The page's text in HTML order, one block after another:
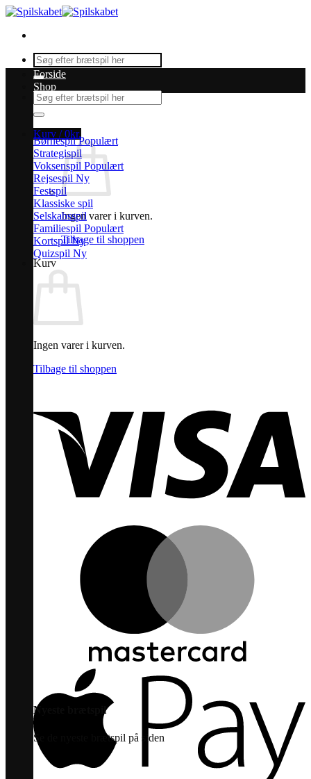
Fortsæt
indhold
Søg
efter:
Søg
efter:
Kurv /0kr.
Ingen varer i kurven.
Tilbage til shoppen
Kurv
Ingen varer i kurven.
Tilbage til shoppen
Forside
Shop
Børnespil
Strategispil
Voksenspil
Rejsespil
Festspil
Klassiske spil
Selskabsspil
Familiespil
Kortspil
Quizspil
Nyeste brætspil
Se de nyeste brætspil på siden